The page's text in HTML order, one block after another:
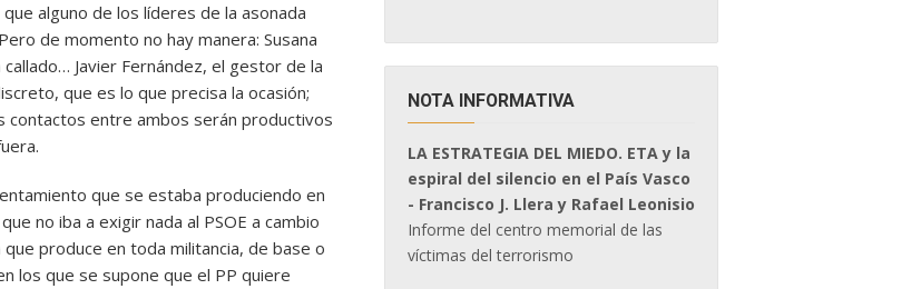
alguno de los líderes de la asonada
de momento no hay manera: Susana
Javier Fernández, el gestor de la
que es lo que precisa la ocasión;
contactos entre ambos serán productivos
que se estaba produciendo en
no iba a exigir nada al PSOE a cambio
produce en toda militancia, de base o
los que se supone que el PP quiere
NOTA INFORMATIVA
LA ESTRATEGIA DEL MIEDO. ETA y la
espiral del silencio en el País Vasco
- Francisco J. Llera y Rafael Leonisio
Informe del centro memorial de las
víctimas del terrorismo